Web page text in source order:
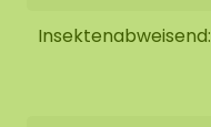
Insektenabweisend: